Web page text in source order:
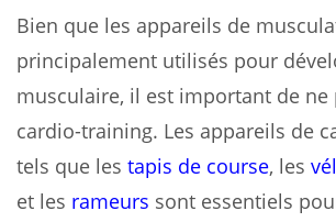
Bien que les appareils de
principalement utilisés pour
musculaire, il est important de ne
cardio-training. Les appareils de
tels que les tapis de course, les
et les rameurs sont essentiels